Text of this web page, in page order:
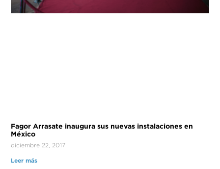
Fagor Arrasate inaugura sus nuevas instalaciones en
México
diciembre 22, 2017
Leer más